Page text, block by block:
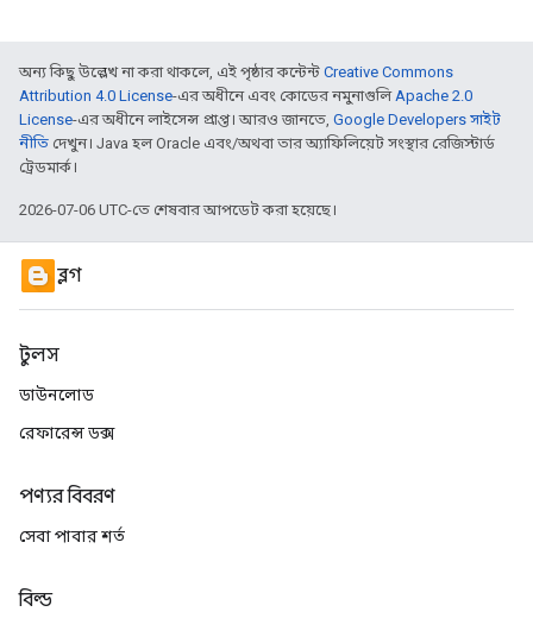
অন্য কিছু উল্লেখ না করা থাকলে, এই পৃষ্ঠার কন্টেন্ট Creative Commons
Attribution 4.0 License-এর অধীনে এবং কোডের নমুনাগুলিApache 2.0
License-এর অধীনে লাইসেন্স প্রাপ্ত। আরও জানতে, Google Developers সাইট
নীতি দেখুন। Java হল Oracle এবং/অথবা তার অ্যাফিলিয়েট সংস্থার রেজিস্টার্ড
ট্রেডমার্ক।
2026-07-06 UTC-তে শেষবার আপডেট করা হয়েছে।
ব্লগ
টুলস
ডাউনলোড
রেফারেন্স ডক্স
পণ্যর বিবরণ
সেবা পাবার শর্ত
বিল্ড